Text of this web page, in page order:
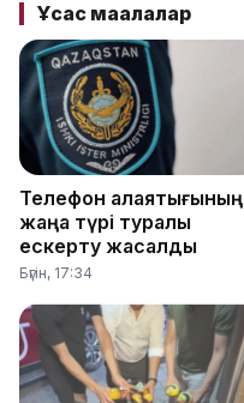
Ұқсас мақалалар
Телефон алаяқтығының
жаңа түрі туралы
ескерту жасалды
Бүгін, 17:34